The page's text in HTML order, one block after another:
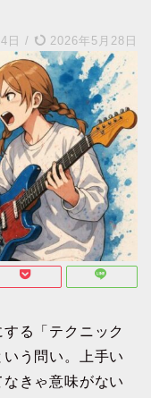
日 / 2026年5月28日
る「テクニック
う問い。上手い
きゃ意味がない